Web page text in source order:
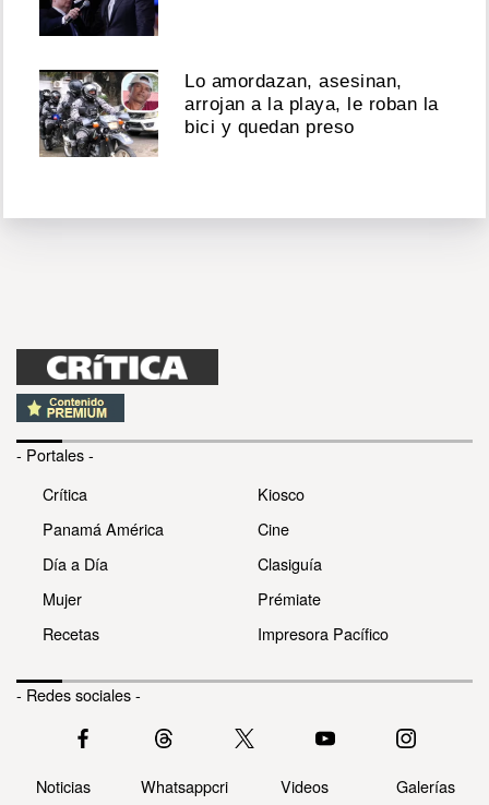
Lo amordazan, asesinan,
arrojan a la playa, le roban la
bici y quedan preso
- Portales -
Crítica
Panamá América
Día a Día
Mujer
Recetas
Kiosco
Cine
Clasiguía
Prémiate
Impresora Pacífico
- Redes sociales -
Noticias Whatsappcri Videos Galerías